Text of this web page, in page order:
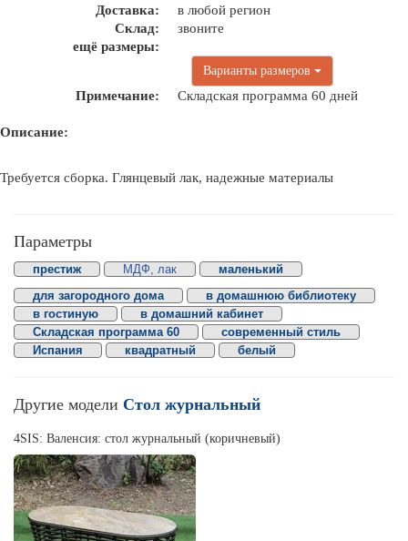
Доставка:
в любой регион
Склад:
звоните
ещё размеры:
Варианты размеров
Примечание: Складская программа 60 дней
Описание:
Требуется сборка. Глянцевый лак, надежные материалы
Параметры
престиж МДФ, лак
маленький
для загородного дома
в домашнюю библиотеку
в гостиную
в домашний кабинет
Складская программа 60
современный стиль
Испания
квадратный белый
Другие модели Стол журнальный
4SIS: Валенсия: стол журнальный (коричневый)